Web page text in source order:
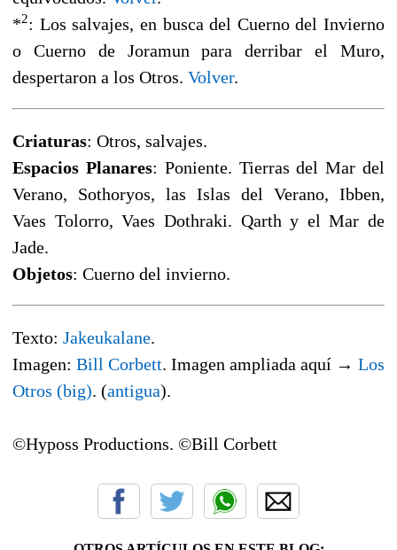
*2: Los salvajes, en busca del Cuerno del Invierno
o Cuerno de Joramun para derribar el Muro,
despertaron a los Otros. Volver.
Criaturas: Otros, salvajes.
Espacios Planares: Poniente. Tierras del Mar del
Verano, Sothoryos, las Islas del Verano, Ibben,
Vaes Tolorro, Vaes Dothraki. Qarth y el Mar de
Jade.
Objetos: Cuerno del invierno.
Texto: Jakeukalane.
Imagen: Bill Corbett. Imagen ampliada aquí → Los
Otros (big). (antigua).
©Hyposs Productions. ©Bill Corbett